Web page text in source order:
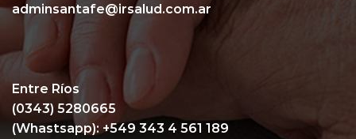
adminsantafe@irsalud.com.ar
Entre Ríos
(0343) 5280665
(Whastsapp): +549 343 4 561 189